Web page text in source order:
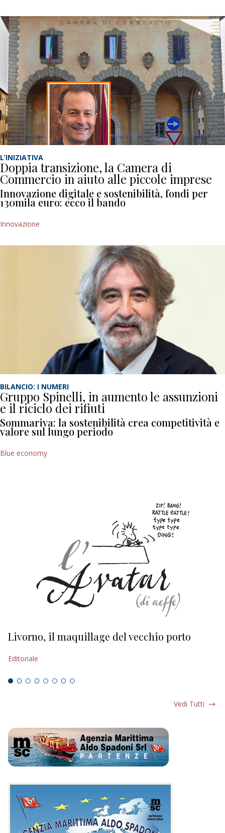
L’INIZIATIVA
Doppia transizione, la Camera di
Commercio in aiuto alle piccole imprese
Innovazione digitale e sostenibilità, fondi per
130mila euro: ecco il bando
Innovazione
BILANCIO: I NUMERI
Gruppo Spinelli, in aumento le assunzioni
e il riciclo dei rifiuti
Sommariva: la sostenibilità crea competitività e
valore sul lungo periodo
Blue economy
Livorno, il maquillage del vecchio porto
Editoriale
Vedi Tutti